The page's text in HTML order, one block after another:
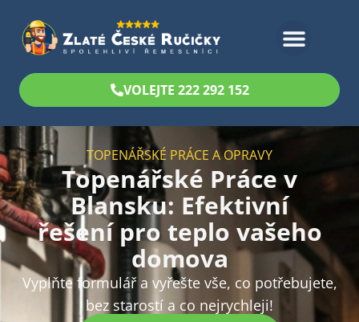
VOLEJTE 222 292 152
TOPENÁŘSKÉ PRÁCE A OPRAVY
Topenářské Práce v
Blansku: Efektivní
řešení pro teplo vašeho
domova
Vyplňte formulář a vyřešte vše, co potřebujete,
bez starostí a co nejrychleji!